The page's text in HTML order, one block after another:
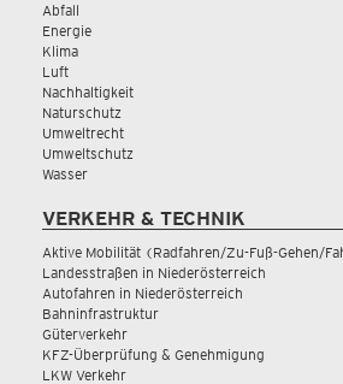
Abfall
Energie
Klima
Luft
Nachhaltigkeit
Naturschutz
Umweltrecht
Umweltschutz
Wasser
VERKEHR & TECHNIK
Aktive Mobilität (Radfahren/Zu-Fuß-Gehen/
Landesstraßen in Niederösterreich
Autofahren in Niederösterreich
Bahninfrastruktur
Güterverkehr
KFZ-Überprüfung & Genehmigung
LKW Verkehr